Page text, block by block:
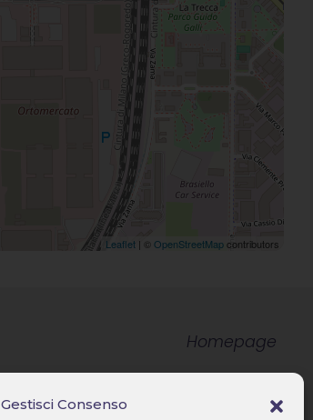
Gestisci Consenso
Leaflet | © OpenStreetMapcontributors
Homepage
Immobili